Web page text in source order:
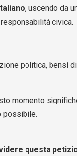
, uscendo da
civica.
politica, bensì
momento
possibile.
questa